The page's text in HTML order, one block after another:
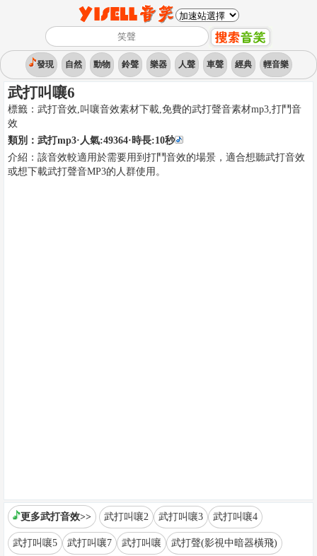
發現 自然 動物 鈴聲 樂器 人聲 車聲 經典 輕音樂
武打叫嚷6
標籤： 武打音效,叫嚷音效素材下載,免費的武打聲音素材mp3,打鬥音
效
類別： 武打mp3·人氣:49364·時長:10秒
介紹： 該音效較適用於需要用到打鬥音效的場景，適合想聽武打音效
或想下載武打聲音MP3的人群使用。
更多武打音效>> 武打叫嚷2 武打叫嚷3 武打叫嚷4
武打叫嚷5 武打叫嚷7 武打叫嚷 武打聲(影視中暗器橫飛)